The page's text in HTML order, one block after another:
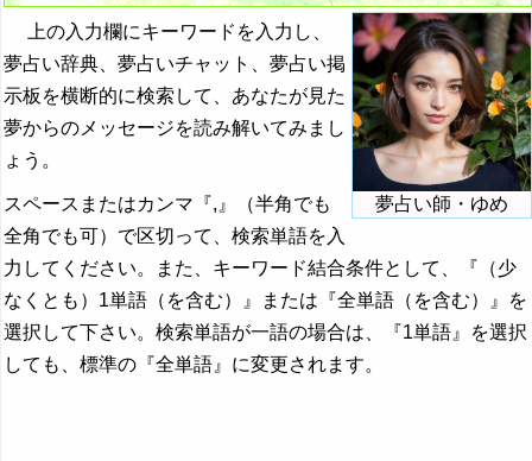
夢占い師・ゆめ
上の入力欄にキーワードを入力し、
夢占い辞典、夢占いチャット、夢占い掲
示板を横断的に検索して、あなたが見た
夢からのメッセージを読み解いてみまし
ょう。
スペースまたはカンマ『,』（半角でも
全角でも可）で区切って、検索単語を入
力してください。また、キーワード結合条件として、『（少
なくとも）1単語（を含む）』または『全単語（を含む）』を
選択して下さい。検索単語が一語の場合は、『1単語』を選択
しても、標準の『全単語』に変更されます。